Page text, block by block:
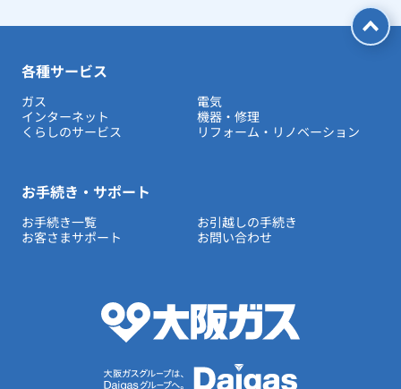
各種サービス
ガス
電気
インターネット
機器・修理
くらしのサービス
リフォーム・リノベーション
お手続き・サポート
お手続き一覧
お引越しの手続き
お客さまサポート
お問い合わせ